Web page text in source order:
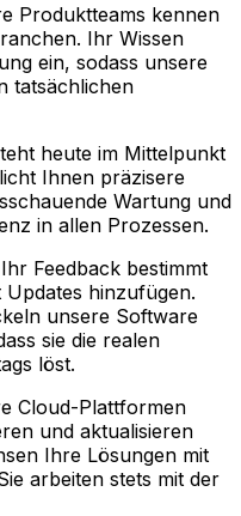
Produktteams kennen
Ihr Wissen
ein, sodass unsere
tatsächlichen
heute im Mittelpunkt
Ihnen präzisere
Wartung und
in allen Prozessen.
Feedback bestimmt
hinzufügen.
unsere Software
sie die realen
löst.
Cloud-Plattformen
und aktualisieren
Ihre Lösungen mit
arbeiten stets mit der